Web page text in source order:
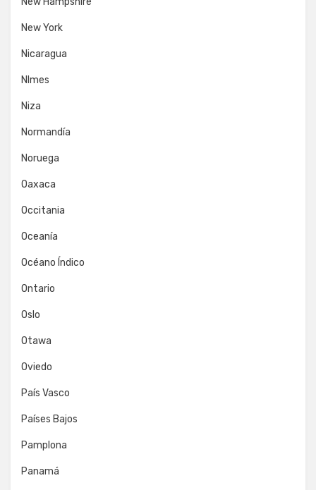
New York
Nicaragua
NImes
Niza
Normandía
Noruega
Oaxaca
Occitania
Oceanía
Océano Índico
Ontario
Oslo
Otawa
Oviedo
País Vasco
Países Bajos
Pamplona
Panamá